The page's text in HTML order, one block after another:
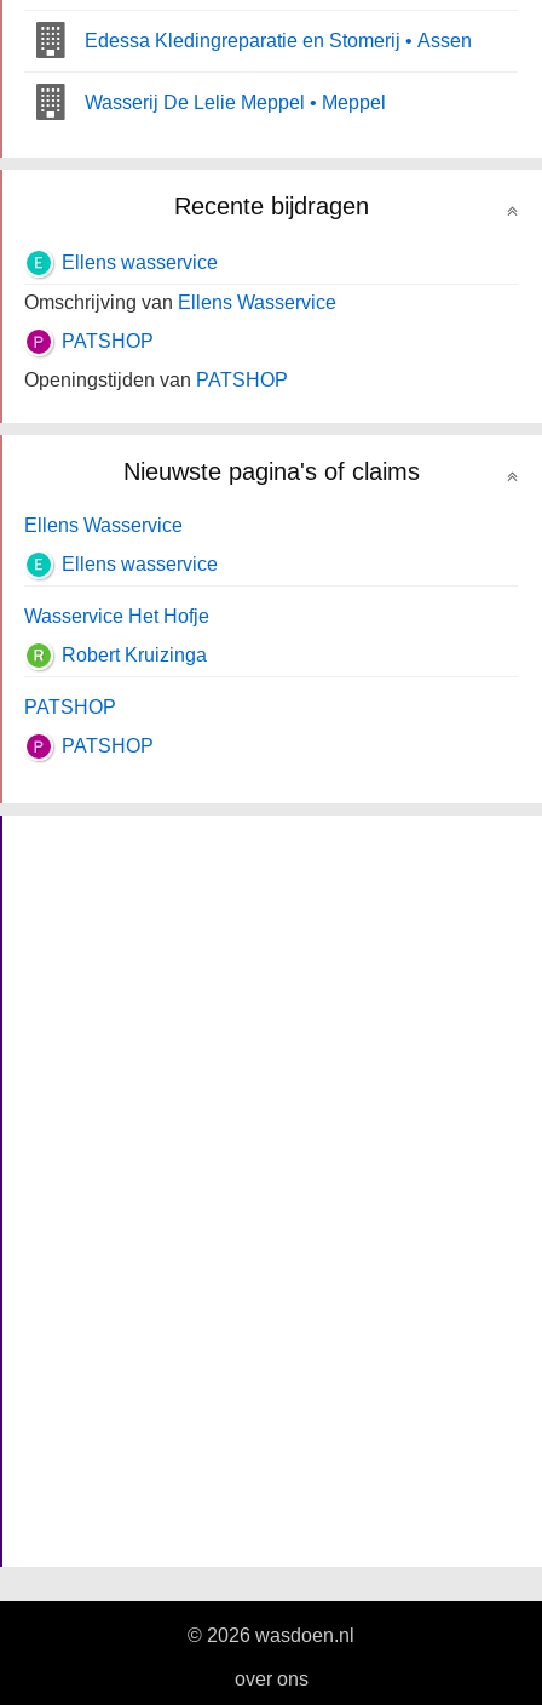
Edessa Kledingreparatie en Stomerij • Assen
Wasserij De Lelie Meppel • Meppel
Recente bijdragen
Ellens wasservice
Omschrijving van Ellens Wasservice
PATSHOP
Openingstijden van PATSHOP
Nieuwste pagina's of claims
Ellens Wasservice
Ellens wasservice
Wasservice Het Hofje
Robert Kruizinga
PATSHOP
PATSHOP
© 2026 wasdoen.nl
over ons